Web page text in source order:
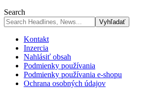
Search
Kontakt
Inzercia
Nahlásiť obsah
Podmienky používania
Podmienky používania e-shopu
Ochrana osobných údajov